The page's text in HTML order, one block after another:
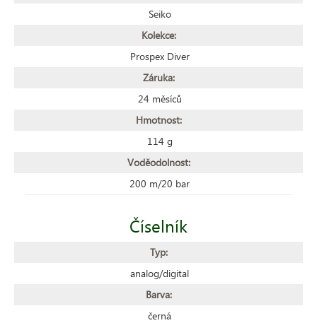
Seiko
Kolekce:
Prospex Diver
Záruka:
24 měsíců
Hmotnost:
114 g
Voděodolnost:
200 m/20 bar
Číselník
Typ:
analog/digital
Barva:
černá